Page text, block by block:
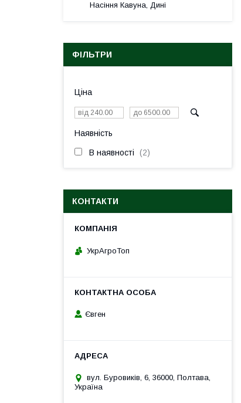
Насіння Кавуна, Дині
ФІЛЬТРИ
Ціна
Наявність
В наявності 2
КОНТАКТИ
УкрАгроТоп
Євген
вул. Буровиків, 6, 36000, Полтава,
Україна